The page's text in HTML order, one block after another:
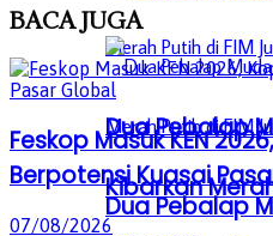
Dua Pebalap
Kibarkan
Dua Pebalap
BACAJUGA
Feskop Masuk KEN
Berpotensi Kuasai
07/08/2026